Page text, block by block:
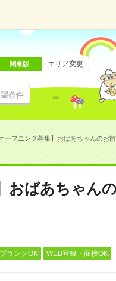
条件
関東版 エリア変更
ープニング募集】おばあちゃんのお
おばあちゃん
ブランクOK WEB登録・面接OK